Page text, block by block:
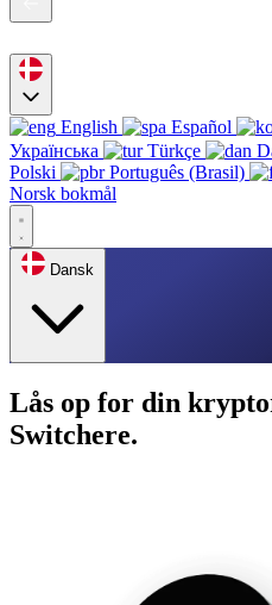
English Español
Українська
Türkçe
Polski
Português (Brasil)
Norsk bokmål
Dansk
Lås op for din
Switchere.